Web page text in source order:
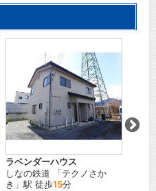
ラベンダーハウス
しなの鉄道 「テクノさか
き 」駅 徒歩15分